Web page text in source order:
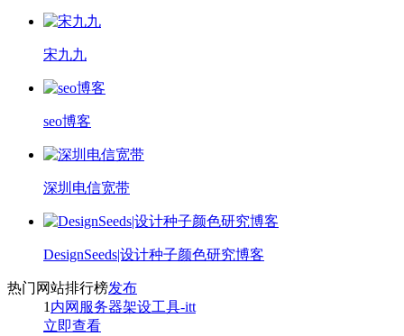
宋九九
seo博客
深圳电信宽带
DesignSeeds|设计种子颜色研究博客
热门网站排行榜发布
1 内网服务器架设工具-itt
立即查看